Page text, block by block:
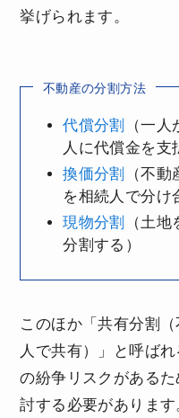
挙げられます。
不動産の分割方法
代償分割
（一
人に代償金を支
換価分割
（不
を相続人で分け
現物分割
（土
分割する）
このほか「共有分割
人で共有）」と呼ば
の紛争リスクがある
討する必要があります